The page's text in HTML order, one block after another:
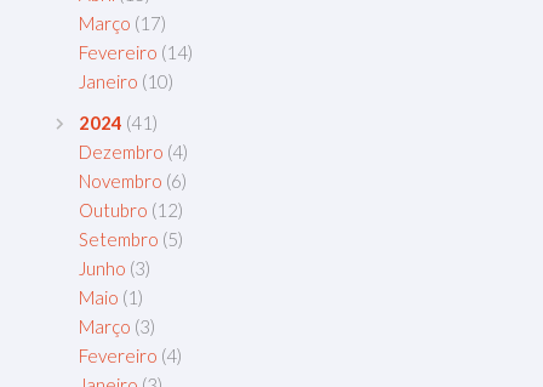
Março (17)
Fevereiro (14)
Janeiro (10)
2024 (41)
Dezembro (4)
Novembro (6)
Outubro (12)
Setembro (5)
Junho (3)
Maio (1)
Março (3)
Fevereiro (4)